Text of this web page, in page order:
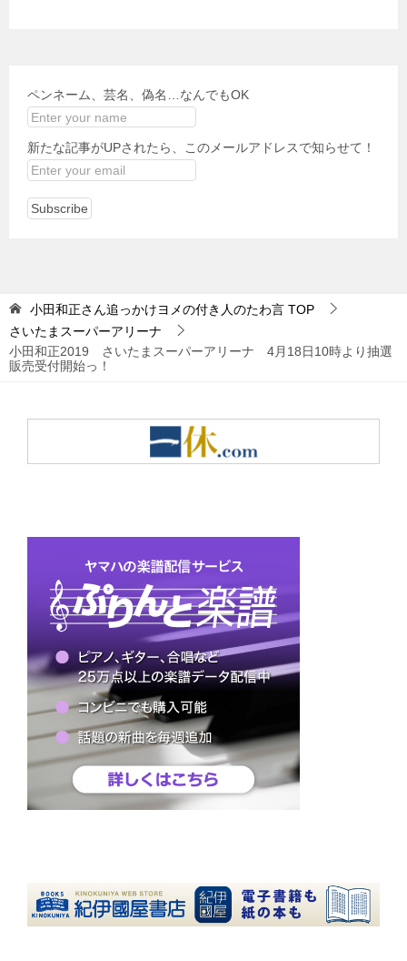
ペンネーム、芸名、偽名…なんでもOK
新たな記事がUPされたら、このメールアドレスで知らせて！
小田和正さん追っかけヨメの付き人のたわ言 TOP
さいたまスーパーアリーナ
小田和正2019 さいたまスーパーアリーナ 4月18日10時より抽選
販売受付開始っ！